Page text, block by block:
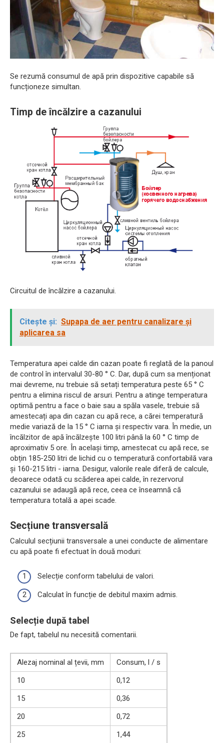
Se rezumă consumul de apă prin dispozitive capabile să
funcționeze simultan.
Timp de încălzire a cazanului
Circuitul de încălzire a cazanului.
Citește și: Supapa de aer pentru canalizare și
aplicarea sa
Temperatura apei calde din cazan poate fi reglată de la panoul
de control în intervalul 30-80 ° C. Dar, după cum sa menționat
mai devreme, nu trebuie să setați temperatura peste 65 ° C
pentru a elimina riscul de arsuri. Pentru a atinge temperatura
optimă pentru a face o baie sau a spăla vasele, trebuie să
amestecați apa din cazan cu apă rece, a cărei temperatură
medie variază de la 15 ° C iarna și respectiv vara. În medie, un
încălzitor de apă încălzește 100 litri până la 60 ° C timp de
aproximativ 5 ore. În același timp, amestecat cu apă rece, se
obțin 185-250 litri de lichid cu o temperatură confortabilă vara
și 160-215 litri - iarna. Desigur, valorile reale diferă de calcule,
deoarece odată cu scăderea apei calde, în rezervorul
cazanului se adaugă apă rece, ceea ce înseamnă că
temperatura totală a apei scade.
Secțiune transversală
Calculul secțiunii transversale a unei conducte de alimentare
cu apă poate fi efectuat în două moduri:
Selecție conform tabelului de valori.
Calculat în funcție de debitul maxim admis.
Selecție după tabel
De fapt, tabelul nu necesită comentarii.
Alezaj nominal al țevii, mm
Consum, l / s
10
0,12
15
0,36
20
0,72
25
1,44